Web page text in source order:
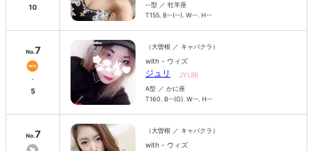
10
--型 ／ 牡羊座
T155. B--(--). W--. H--
No.7
-
5
（大曽根 ／ キャバクラ）
with - ウィズ
ジュリ JYURI
A型 ／ かに座
T160. B--(G). W--. H--
No.7 （大曽根 ／ キャバクラ）
with - ウィズ